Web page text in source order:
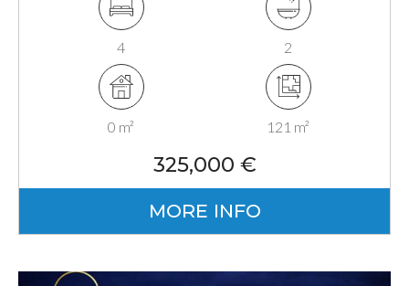
4 2
0 m² 121 m²
325,000 €
MORE INFO